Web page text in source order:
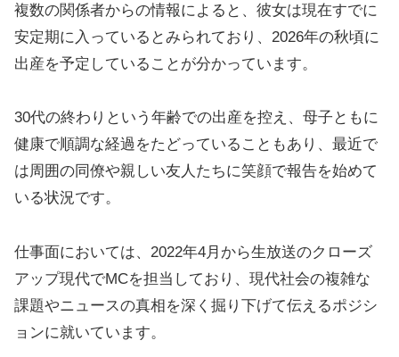
複数の関係者からの情報によると、彼女は現在すでに
安定期に入っているとみられており、2026年の秋頃に
出産を予定していることが分かっています。
30代の終わりという年齢での出産を控え、母子ともに
健康で順調な経過をたどっていることもあり、最近で
は周囲の同僚や親しい友人たちに笑顔で報告を始めて
いる状況です。
仕事面においては、2022年4月から生放送のクローズ
アップ現代でMCを担当しており、現代社会の複雑な
課題やニュースの真相を深く掘り下げて伝えるポジシ
ョンに就いています。